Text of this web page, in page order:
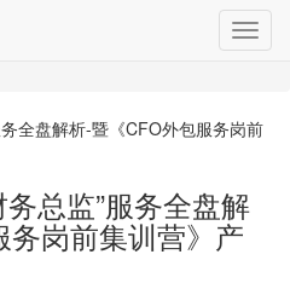
全盘解析-暨《CFO外包服务岗前
务总监”服务全盘解
岗前集训营》产